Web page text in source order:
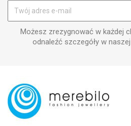
Możesz zrezygnować w każdej
odnaleźć szczegóły w